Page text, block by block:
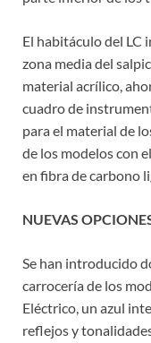
El habitáculo del LC
zona media del
material acrílico,
cuadro de
para el material de
de los modelos con
en fibra de carbono
NUEVAS
Se han introducido
carrocería de los
Eléctrico, un azul
reflejos y